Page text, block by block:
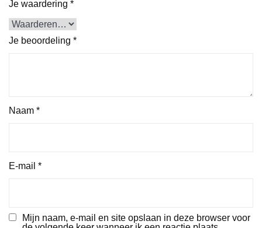
Je waardering *
Je beoordeling *
Naam *
E-mail *
Mijn naam, e-mail en site opslaan in deze browser voor